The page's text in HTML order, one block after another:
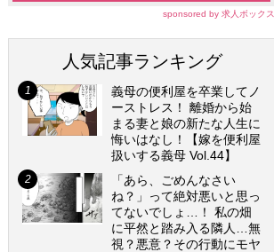
sponsored by 求人ボックス
人気記事ランキング
義母の便利屋を卒業してノ
ーストレス！ 離婚から始
まる妻と娘の新たな人生に
悔いはなし！【嫁を便利屋
扱いする義母 Vol.44】
「あら、ごめんなさい
ね？」って絶対悪いと思っ
てないでしょ…！ 私の畑
に平然と踏み入る隣人…無
視？悪意？その行動にモヤ